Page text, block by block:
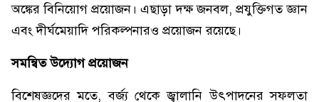
অঙ্কের বিনিয়োগ প্রয়োজন। এছাড়া দক্ষ জনবল, প্রযুক্তিগত জ্ঞান
এবং দীর্ঘমেয়াদি পরিকল্পনারও প্রয়োজন রয়েছে।
সমন্বিত উদ্যোগ প্রয়োজন
বিশেষজ্ঞদের মতে, বর্জ্য থেকে জ্বালানি উৎপাদনের সফলতা